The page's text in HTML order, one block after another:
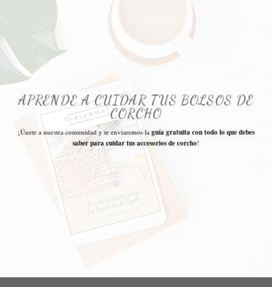
APRENDE A CUIDAR TUS BOLSOS DE
CORCHO
¡Únete a nuestra comunidad y te enviaremos la guía gratuita con todo lo que debes
saber para cuidar tus accesorios de corcho!